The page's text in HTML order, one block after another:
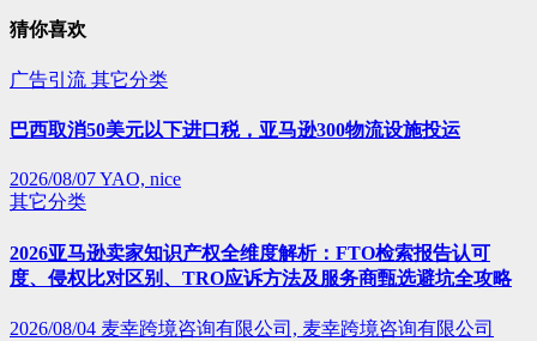
猜你喜欢
广告引流 其它分类
巴西取消50美元以下进口税，亚马逊300物流设施投运
2026/08/07YAO, nice
其它分类
2026亚马逊卖家知识产权全维度解析：FTO检索报告认可
度、侵权比对区别、TRO应诉方法及服务商甄选避坑全攻略
2026/08/04 麦幸跨境咨询有限公司, 麦幸跨境咨询有限公司